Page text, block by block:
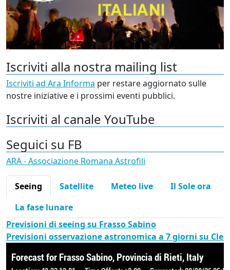
Iscriviti alla nostra mailing list
Iscriviti ad Ara Informa per restare aggiornato sulle
nostre iniziative e i prossimi eventi pubblici.
Iscriviti al canale YouTube
Seguici su FB
ARA - Associazione Romana Astrofili
Seeing Satellite Meteo live
Il Sole ora
La fase lunare
Previsioni di seeing su Frasso Sabino
Previsioni osservazione astronomica a 7 giorni su